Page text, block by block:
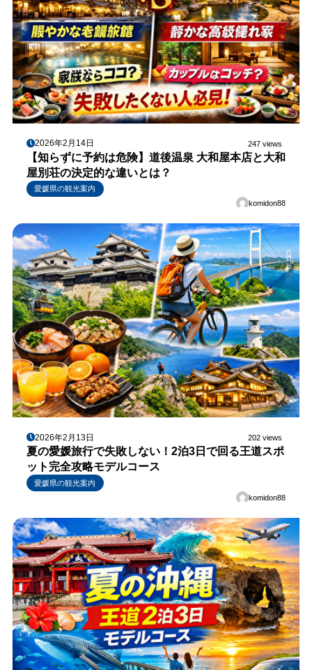
2026年2月14日 247 views
【知らずに予約は危険】道後温泉 大和屋本店と大和
屋別荘の決定的な違いとは？
愛媛県の観光案内
komidon88
2026年2月13日 202 views
夏の愛媛旅行で失敗しない！2泊3日で回る王道スポ
ット完全攻略モデルコース
愛媛県の観光案内
komidon88